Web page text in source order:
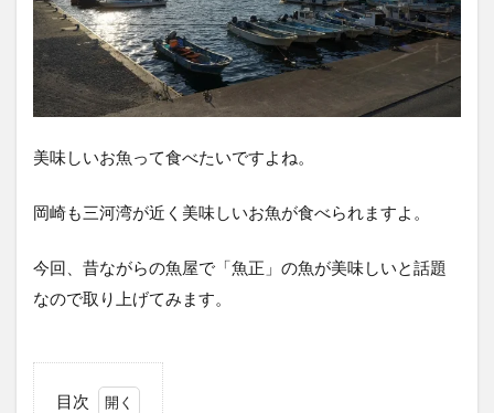
美味しいお魚って食べたいですよね。
岡崎も三河湾が近く美味しいお魚が食べられますよ。
今回、昔ながらの魚屋で「魚正」の魚が美味しいと話題
なので取り上げてみます。
目次